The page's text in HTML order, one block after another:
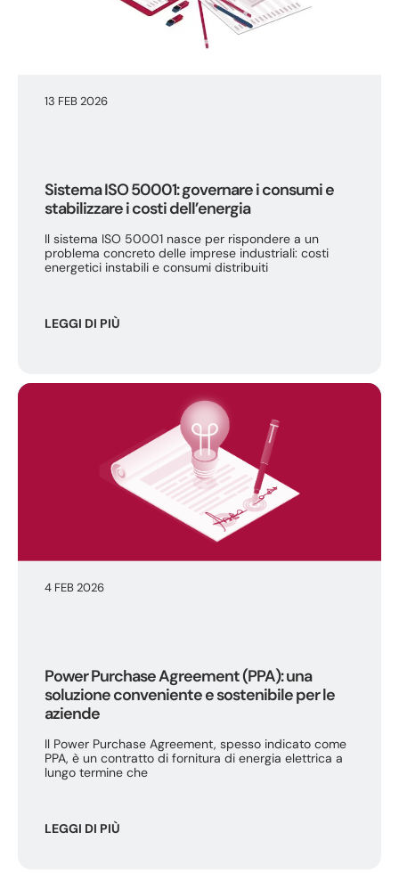
13 FEB 2026
Sistema ISO 50001: governare i consumi e
stabilizzare i costi dell’energia
Il sistema ISO 50001 nasce per rispondere a un
problema concreto delle imprese industriali: costi
energetici instabili e consumi distribuiti
LEGGI DI PIÙ
4 FEB 2026
Power Purchase Agreement (PPA): una
soluzione conveniente e sostenibile per le
aziende
Il Power Purchase Agreement, spesso indicato come
PPA, è un contratto di fornitura di energia elettrica a
lungo termine che
LEGGI DI PIÙ